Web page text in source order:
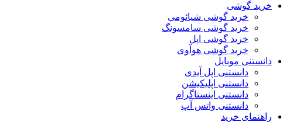
خرید گوشی
خرید گوشی شیائومی
خرید گوشی سامسونگ
خرید گوشی اپل
خرید گوشی هوآوی
دانستنی موبایل
دانستنی اپل آیدی
دانستنی اپلیکیشن
دانستنی اینستاگرام
دانستنی واتس آپ
راهنمای خرید